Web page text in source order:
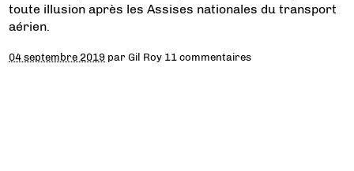
toute illusion après les Assises nationales du transport
aérien.
04 septembre 2019 parGil Roy 11 commentaires